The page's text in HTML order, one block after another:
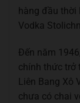
hàng đầu thời
Vodka
Đến năm
chính thức trở
Liên Bang Xô
chưa có chai